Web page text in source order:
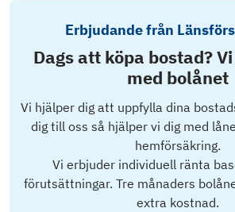
Erbjudande från
Dags att köpa bostad?
med bolånet
Vi hjälper dig att uppfylla dina
dig till oss så hjälper vi dig med
hemförsäkring.
Vi erbjuder individuell ränta
förutsättningar. Tre månaders
extra kostnad.